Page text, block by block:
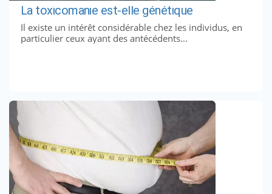
La toxicomanie est-elle génétique
Il existe un intérêt considérable chez les individus, en
particulier ceux ayant des antécédents...